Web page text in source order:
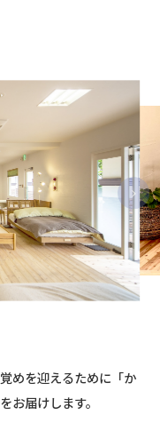
めを迎えるために 「か
をお届けします。